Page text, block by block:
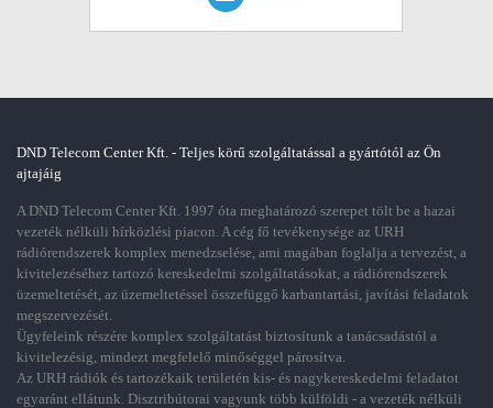
DND Telecom Center Kft. - Teljes körű szolgáltatással a gyártótól az Ön
ajtajáig
A DND Telecom Center Kft. 1997 óta meghatározó szerepet tölt be a hazai
vezeték nélküli hírközlési piacon. A cég fő tevékenysége az URH
rádiórendszerek komplex menedzselése, ami magában foglalja a tervezést, a
kivitelezéséhez tartozó kereskedelmi szolgáltatásokat, a rádiórendszerek
üzemeltetését, az üzemeltetéssel összefüggő karbantartási, javítási feladatok
megszervezését.
Ügyfeleink részére komplex szolgáltatást biztosítunk a tanácsadástól a
kivitelezésig, mindezt megfelelő minőséggel párosítva.
Az URH rádiók és tartozékaik területén kis- és nagykereskedelmi feladatot
egyaránt ellátunk. Disztribútorai vagyunk több külföldi - a vezeték nélküli